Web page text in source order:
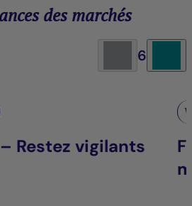
des marchés
6
Restez vigilants